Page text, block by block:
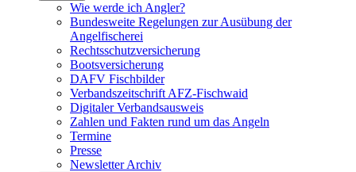
Wie werde ich Angler?
Bundesweite Regelungen zur Ausübung der
Angelfischerei
Rechtsschutzversicherung
Bootsversicherung
DAFV Fischbilder
Verbandszeitschrift AFZ-Fischwaid
Digitaler Verbandsausweis
Zahlen und Fakten rund um das Angeln
Termine
Presse
Newsletter Archiv